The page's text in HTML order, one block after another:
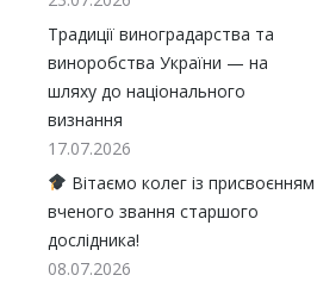
Традиції виноградарства та
виноробства України — на
шляху до національного
визнання
17.07.2026
Вітаємо колег із присвоєнням
вченого звання старшого
дослідника!
08.07.2026